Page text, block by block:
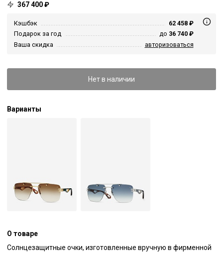
367 400 ₽
Кэшбэк
62 458 ₽
Подарок за год
до 36 740 ₽
Ваша скидка
авторизоваться
Нет в наличии
Варианты
О товаре
Солнцезащитные очки, изготовленные вручную в фирменной